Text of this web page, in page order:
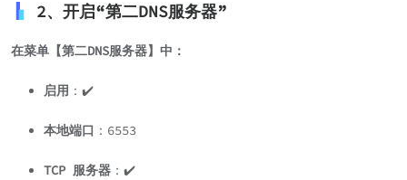
2、开启“第二DNS服务器”
在菜单【第二DNS服务器】中：
启用 ：✔️
本地端口 ：6553
TCP 服务器 ：✔️